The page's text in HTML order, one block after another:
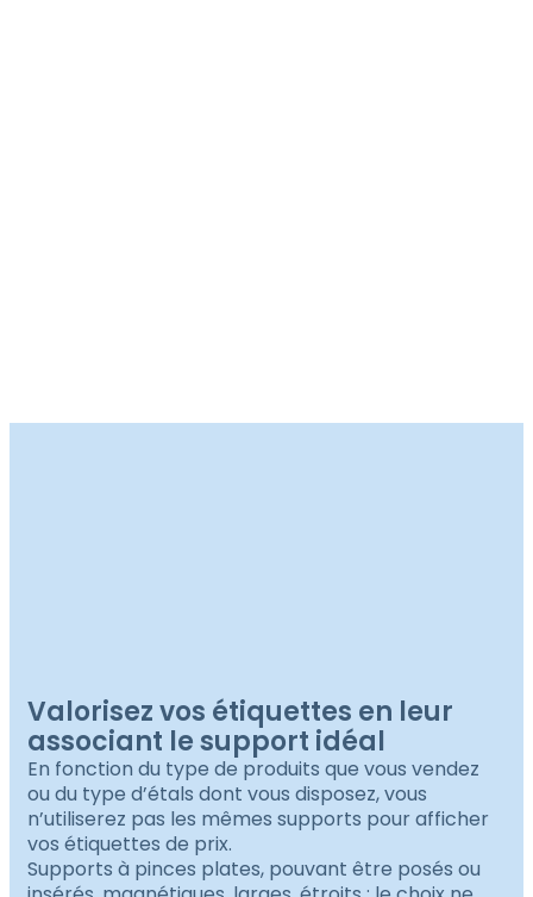
Valorisez vos étiquettes en leur
associant le support idéal
En fonction du type de produits que vous vendez
ou du type d’étals dont vous disposez, vous
n’utiliserez pas les mêmes supports pour afficher
vos étiquettes de prix.
Supports à pinces plates, pouvant être posés ou